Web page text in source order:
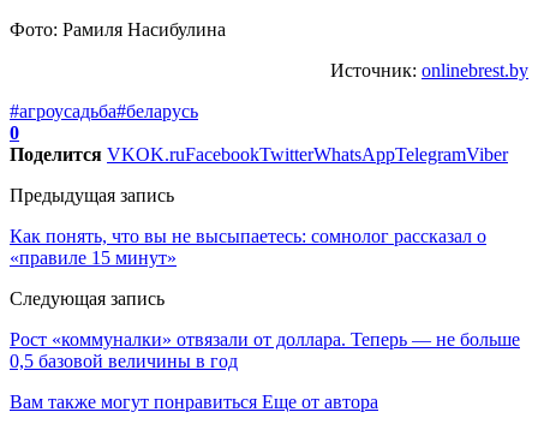
Фото: Рамиля Насибулина
Источник: onlinebrest.by
#агроусадьба#беларусь
0
Поделится VKOK.ruFacebookTwitterWhatsAppTelegramViber
Предыдущая запись
Как понять, что вы не высыпаетесь: сомнолог рассказал о
«правиле 15 минут»
Следующая запись
Рост «коммуналки» отвязали от доллара. Теперь — не больше
0,5 базовой величины в год
Вам также могут понравиться Еще от автора